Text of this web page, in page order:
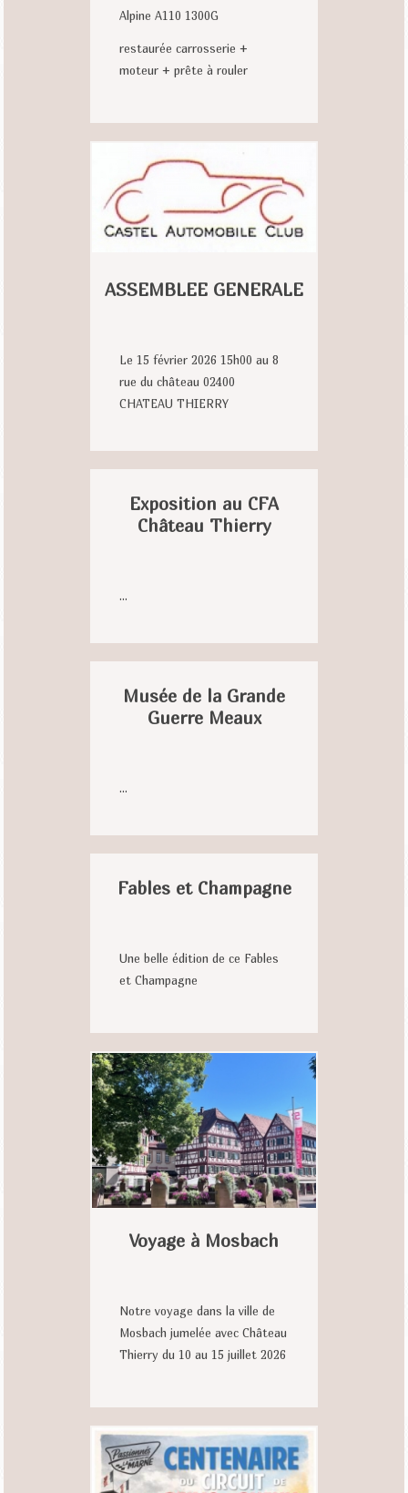
Alpine A110 1300G
restaurée carrosserie +
moteur + prête à rouler
ASSEMBLEE GENERALE
Le 15 février 2026 15h00 au 8
rue du château 02400
CHATEAU THIERRY
Exposition au CFA
Château Thierry
...
Musée de la Grande
Guerre Meaux
...
Fables et Champagne
Une belle édition de ce Fables
et Champagne
Voyage à Mosbach
Notre voyage dans la ville de
Mosbach jumelée avec Château
Thierry du 10 au 15 juillet 2026